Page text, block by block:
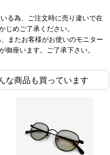
る為、ご注文時に売り違いで在
じめご了承ください。
またお客様がお使いのモニター
御座います。ご了承下さい。
な商品も買っています